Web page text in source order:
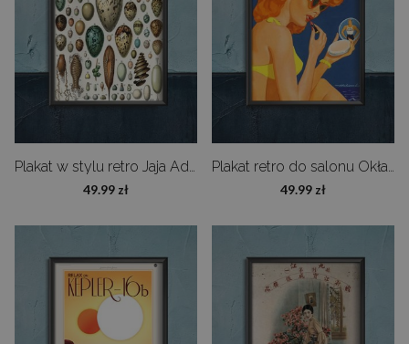
Plakat w stylu retro Jaja Adolphe Millot
49.99 zł
Plakat retro do salonu Okładka magazynu
49.99 zł